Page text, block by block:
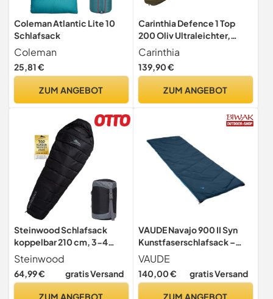
Coleman Atlantic Lite 10
Schlafsack
Coleman
25,81 €
ZUM ANGEBOT
Carinthia Defence 1 Top
200 Oliv Ultraleichter,
taktischer Militär-
Schlafsack für Erwachsene
für Camping, Outdoor,
olivgrün
Carinthia
139,90 €
ZUM ANGEBOT
Steinwood Schlafsack
koppelbar 210 cm, 3-4
Jahreszeiten
Mumienschlafsack
Steinwood
64,99 € gratis Versand
ZUM ANGEBOT
VAUDE Navajo 900 II Syn
Kunstfaserschlafsack –
Baltic
VAUDE
140,00 € gratis Versand
ZUM ANGEBOT